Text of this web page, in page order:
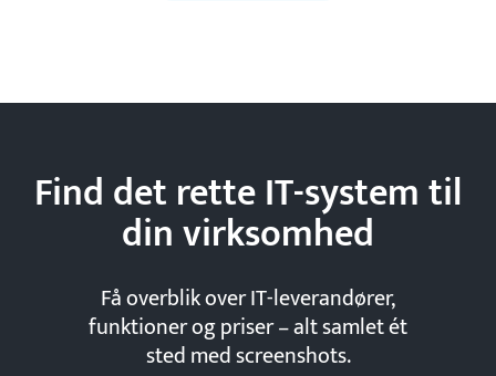
Find det rette IT-system til
dinvirksomhed
Få overblik over IT-leverandører,
funktioner og priser – alt samlet ét
sted med screenshots.